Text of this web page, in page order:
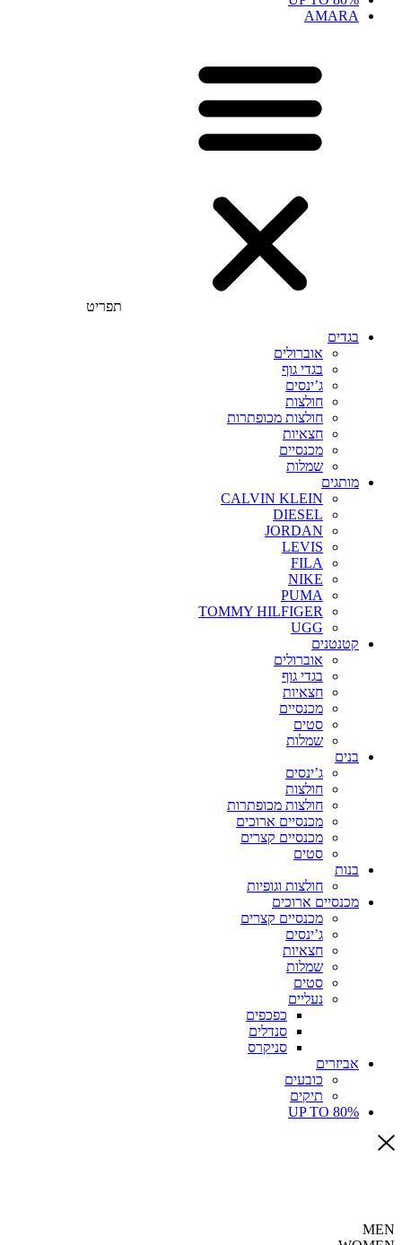
AMARA
תפריט
בגדים
אוברולים
בגדי גוף
ג’ינסים
חולצות
חולצות מכופתרות
חצאיות
מכנסיים
שמלות
מותגים
CALVIN KLEIN
DIESEL
JORDAN
LEVIS
FILA
NIKE
PUMA
TOMMY HILFIGER
UGG
קטנטנים
אוברולים
בגדי גוף
חצאיות
מכנסיים
סטים
שמלות
בנים
ג’ינסים
חולצות
חולצות מכופתרות
מכנסיים ארוכים
מכנסיים קצרים
סטים
בנות
חולצות וגופיות
מכנסיים ארוכים
מכנסיים קצרים
ג’ינסים
חצאיות
שמלות
סטים
נעליים
כפכפים
סנדלים
סניקרס
אביזרים
כובעים
תיקים
UP TO 80%
MEN